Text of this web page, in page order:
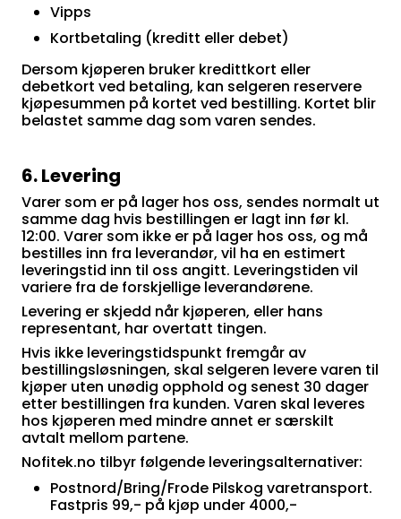
Vipps
Kortbetaling (kreditt eller debet)
Dersom kjøperen bruker kredittkort eller
debetkort ved betaling, kan selgeren reservere
kjøpesummen på kortet ved bestilling. Kortet blir
belastet samme dag som varen sendes.
6. Levering
Varer som er på lager hos oss, sendes normalt ut
samme dag hvis bestillingen er lagt inn før kl.
12:00. Varer som ikke er på lager hos oss, og må
bestilles inn fra leverandør, vil ha en estimert
leveringstid inn til oss angitt. Leveringstiden vil
variere fra de forskjellige leverandørene.
Levering er skjedd når kjøperen, eller hans
representant, har overtatt tingen.
Hvis ikke leveringstidspunkt fremgår av
bestillingsløsningen, skal selgeren levere varen til
kjøper uten unødig opphold og senest 30 dager
etter bestillingen fra kunden. Varen skal leveres
hos kjøperen med mindre annet er særskilt
avtalt mellom partene.
Nofitek.no tilbyr følgende leveringsalternativer:
Postnord/Bring/Frode Pilskog varetransport.
Fastpris 99,- på kjøp under 4000,-